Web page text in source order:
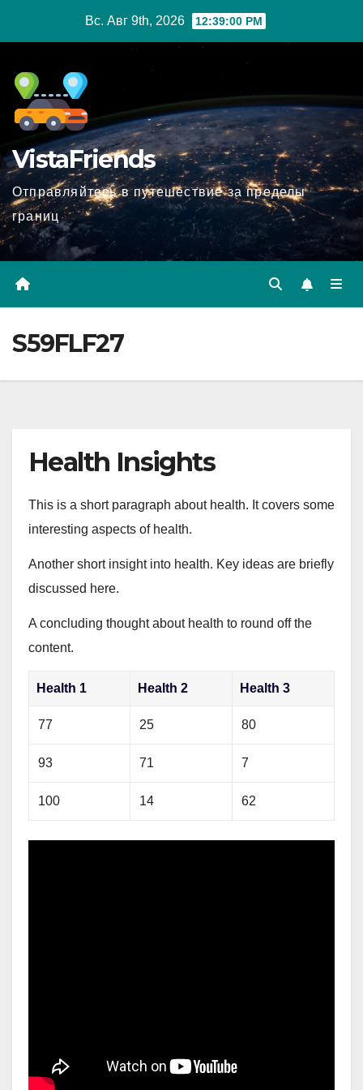
Вс. Авг 9th, 2026 12:39:01 PM
VistaFriends
Отправляйтесь в путешествие за пределы
границ
S59FLF27
Health Insights
This is a short paragraph about health. It covers some
interesting aspects of health.
Another short insight into health. Key ideas are briefly
discussed here.
A concluding thought about health to round off the
content.
Health 1 Health 2 Health 3
77 25 80
93 71 7
100 14 62